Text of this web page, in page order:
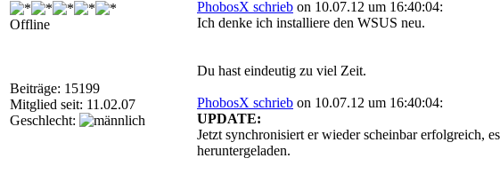
Offline
Beiträge: 15199
Mitglied seit: 11.02.07
Geschlecht:
PhobosX schrieb on 10.07.12 um 16:40:04:
Ich denke ich installiere den WSUS neu.
Du hast eindeutig zu viel Zeit.
PhobosX schrieb on 10.07.12 um 16:40:04:
UPDATE:
Jetzt synchronisiert er wieder scheinbar erfolgreich,
heruntergeladen.